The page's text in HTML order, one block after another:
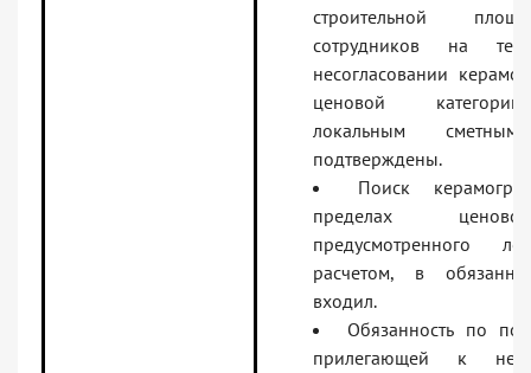
строительной
сотрудников на
несогласовании
ценовой
локальным
подтверждены.
Поиск
пределах
предусмотренного
расчетом, в
входил.
Обязанность по
прилегающей к